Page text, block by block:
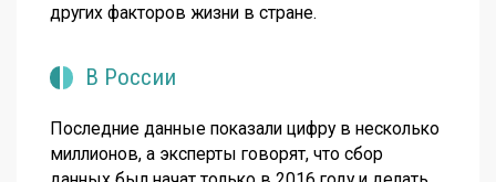
других факторов жизни в стране.
В России
Последние данные показали цифру в несколько
миллионов, а эксперты говорят, что сбор